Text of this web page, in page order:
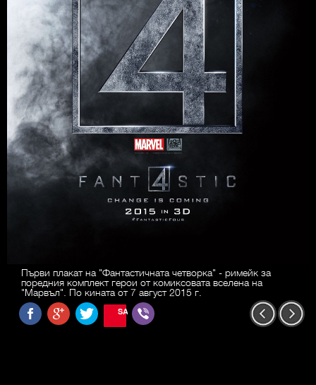
Първи плакат на "Фантастичната четворка" - римейк за
поредния комплект герои от комиксовата вселена на
"Марвъл". По кината от 7 август 2015 г.
SAVE